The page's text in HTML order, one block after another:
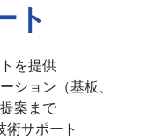
ト
を提供
ション（基板、
案まで
術サポート